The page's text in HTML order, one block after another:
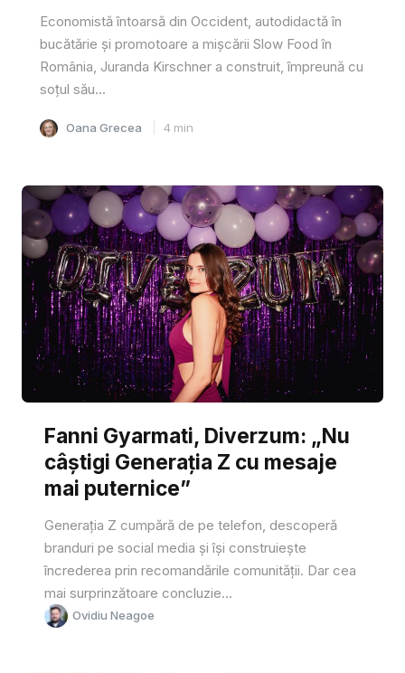
Economistă întoarsă din Occident, autodidactă în
bucătărie și promotoare a mișcării Slow Food în
România, Juranda Kirschner a construit, împreună cu
soțul său...
Oana Grecea 4 min
Fanni Gyarmati, Diverzum: „Nu
câștigi Generația Z cu mesaje
mai puternice”
Generația Z cumpără de pe telefon, descoperă
branduri pe social media și își construiește
încrederea prin recomandările comunității. Dar cea
mai surprinzătoare concluzie...
Ovidiu Neagoe